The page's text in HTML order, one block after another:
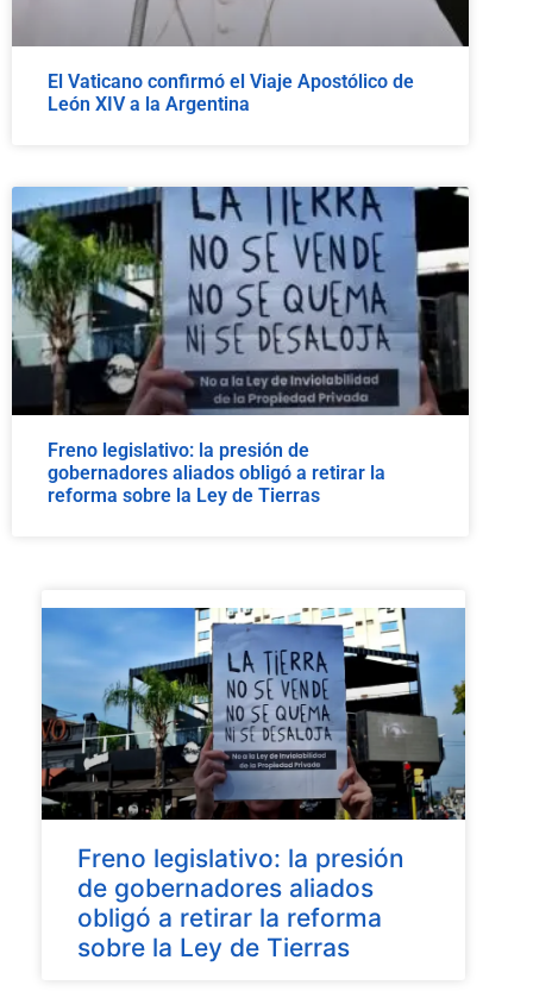
El Vaticano confirmó el Viaje Apostólico de
León XIV a la Argentina
Freno legislativo: la presión de
gobernadores aliados obligó a retirar la
reforma sobre la Ley de Tierras
Freno legislativo: la presión
de gobernadores aliados
obligó a retirar la reforma
sobre la Ley de Tierras